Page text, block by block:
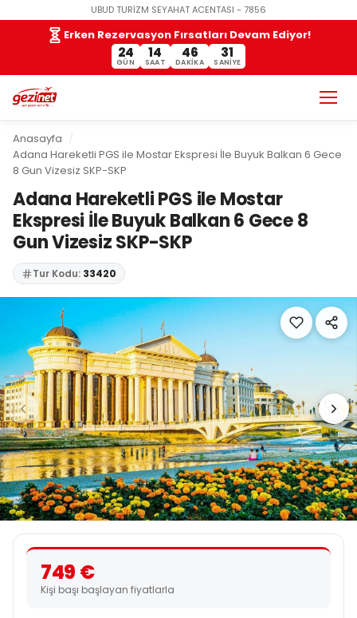
UBUD TURİZM SEYAHAT ACENTASI - 7856
Erken Rezervasyon Fırsatları Devam Ediyor!
24
GÜN
14
SAAT
46
DAKIKA
31
SANIYE
Anasayfa
Adana Hareketli PGS ile Mostar Ekspresi İle Buyuk Balkan 6 Gece
8 Gun Vizesiz SKP-SKP
Adana Hareketli PGS ile Mostar
Ekspresi İle Buyuk Balkan 6 Gece 8
Gun Vizesiz SKP-SKP
Tur Kodu: 33420
749 €
Kişi başı başlayan fiyatlarla